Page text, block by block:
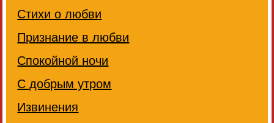
Стихи о любви
Признание в любви
Спокойной ночи
С добрым утром
Извинения